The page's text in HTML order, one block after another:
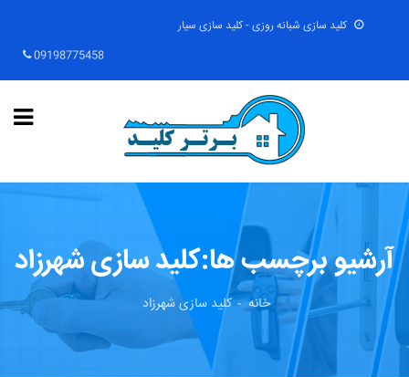
کلید سازی شبانه روزی - کلید سازی سیار
09198775458
آرشیو برچسب ها:کلید سازی شهرزاد
خانه کلید سازی شهرزاد